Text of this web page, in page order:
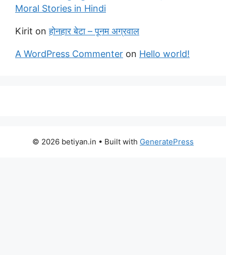
Moral Stories in Hindi
Kirit onहोनहार बेटा – पूनम अग्रवाल
A WordPress Commenter on Hello world!
© 2026 betiyan.in • Built with GeneratePress